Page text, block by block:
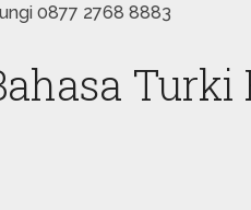
0877 2768 8883